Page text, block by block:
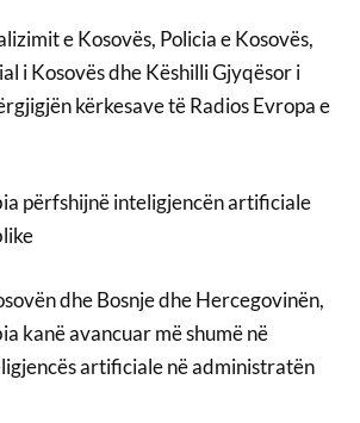
e Kosovës, Policia e Kosovës,
i Kosovës dhe Këshilli Gjyqësor i
kërkesave të Radios Evropa e
përfshijnë inteligjencën artificiale
dhe Bosnje dhe Hercegovinën,
kanë avancuar më shumë në
artificiale në administratën